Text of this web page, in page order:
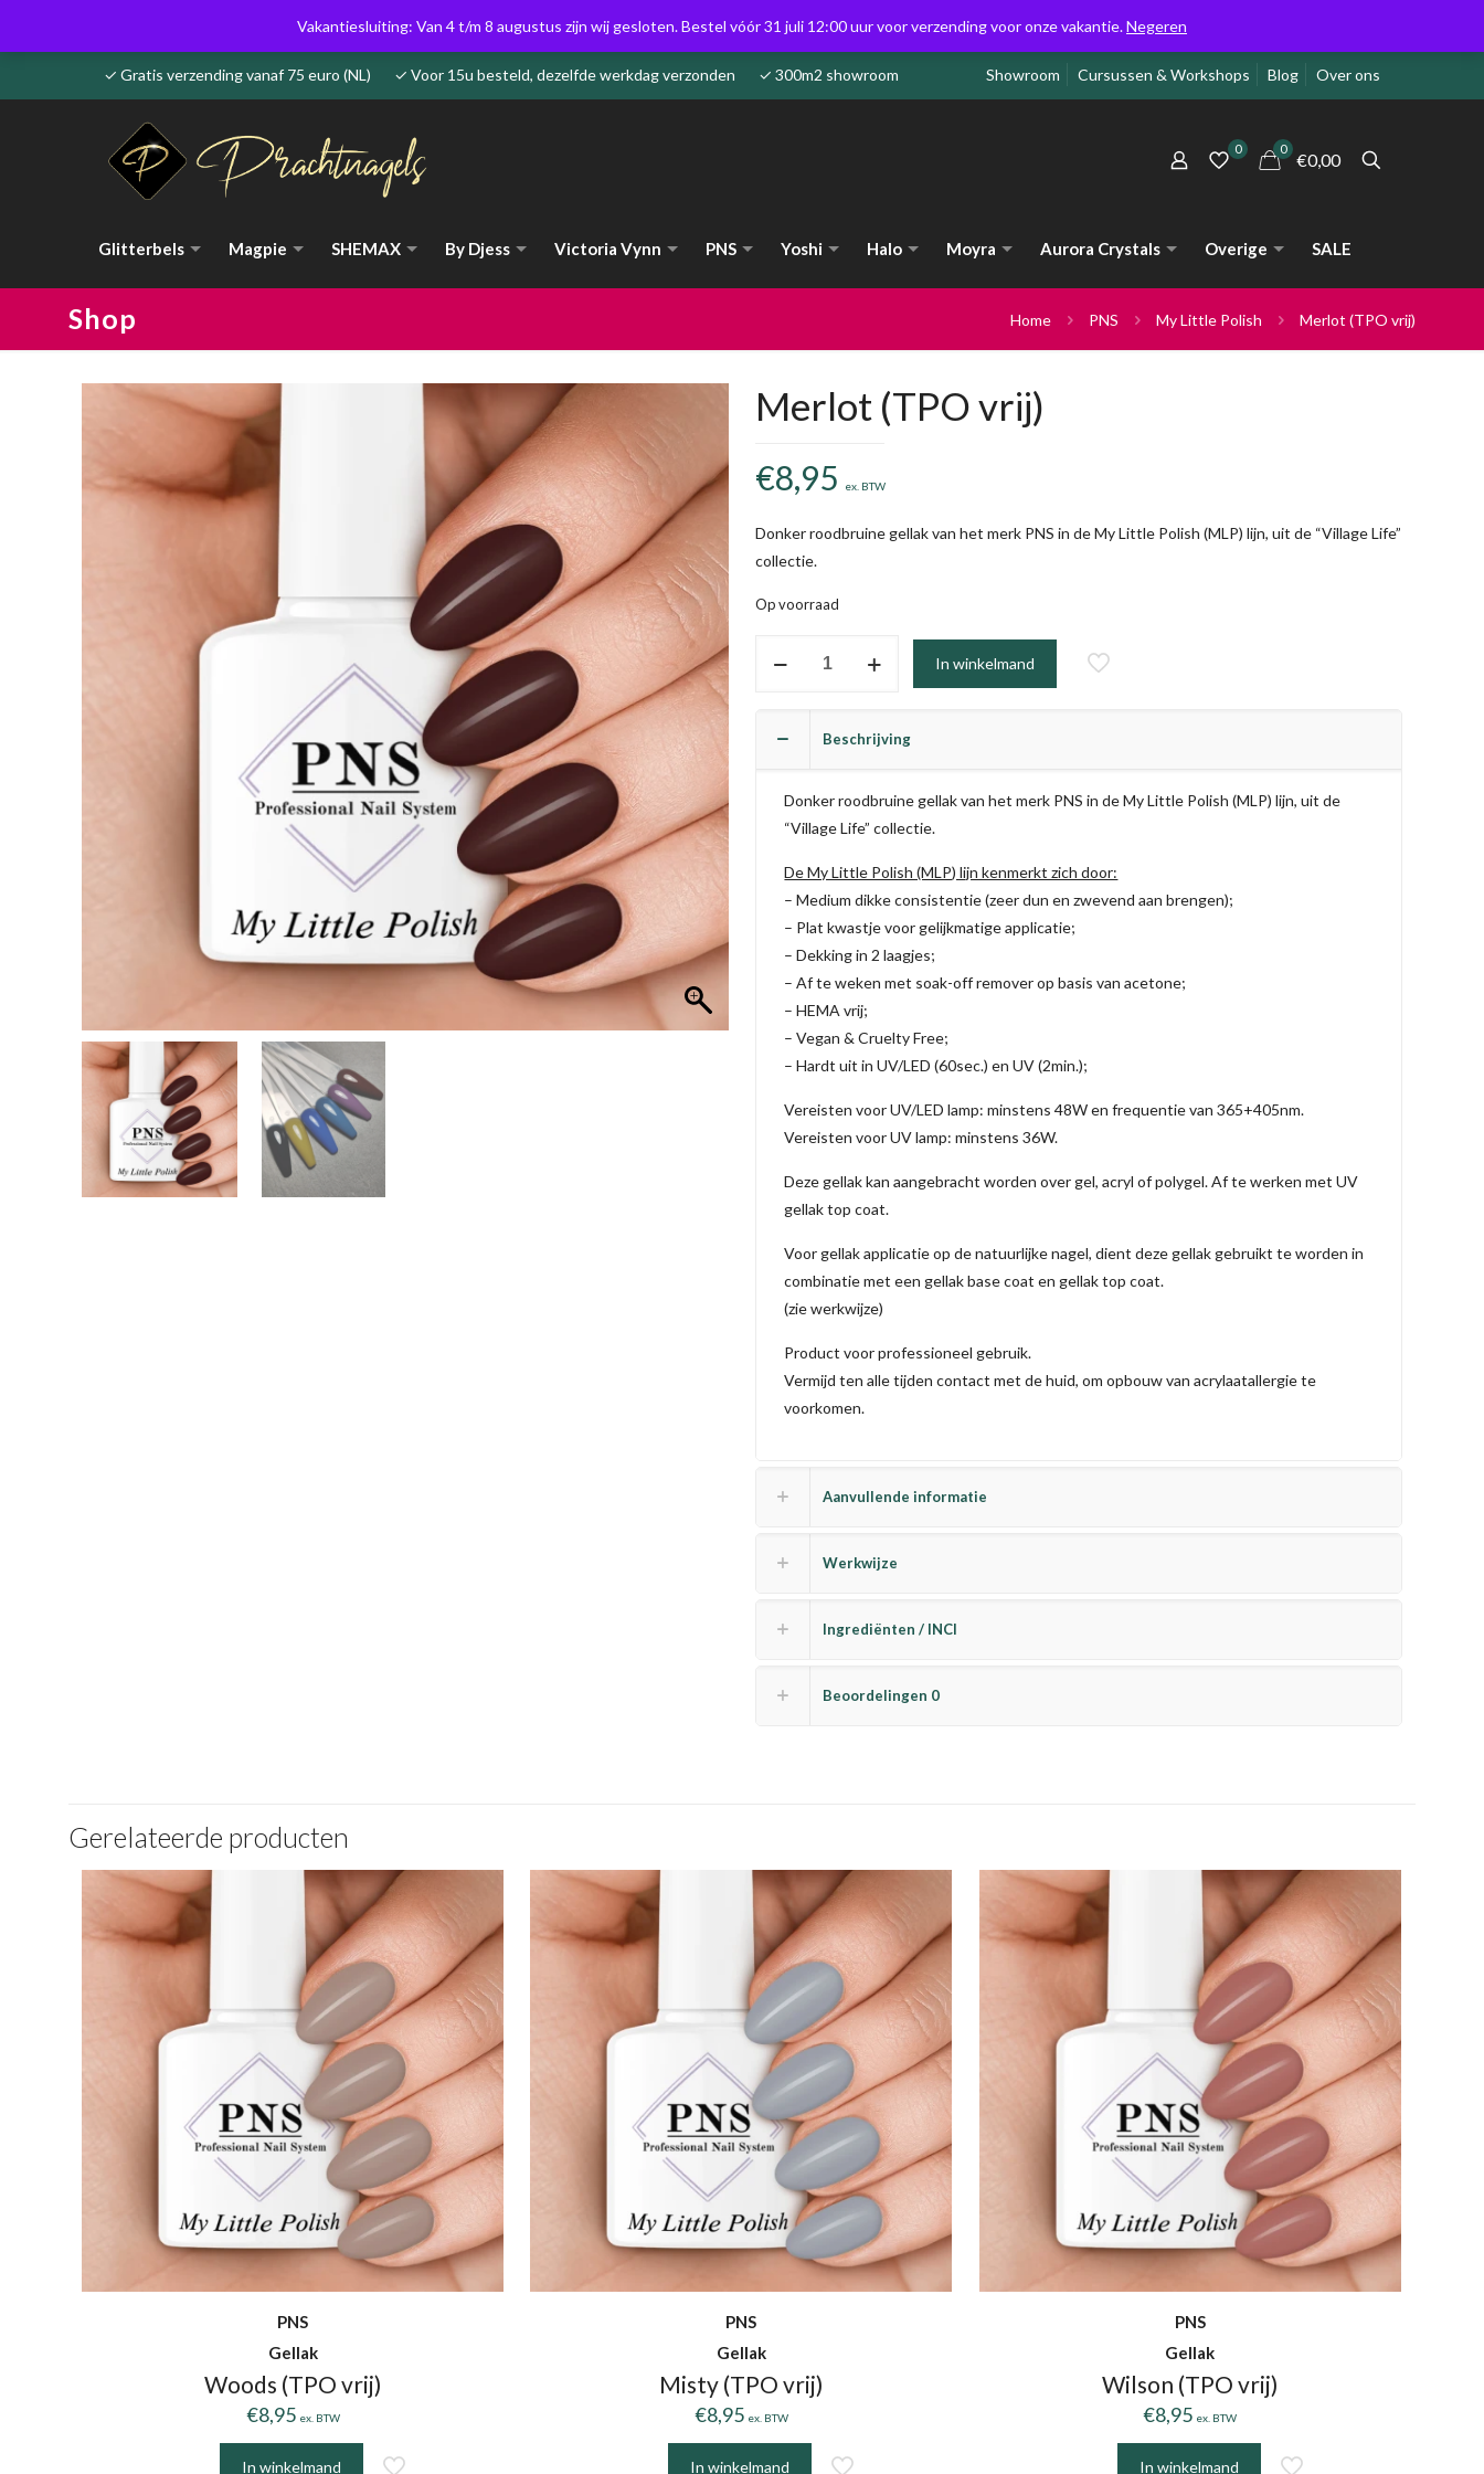
✓ Gratis verzending vanaf 75 euro (NL) ✓ Voor 15u besteld, dezelfde werkdag verzonden ✓ 300m2 showroom Showroom Cursussen & Workshops Blog Over ons
0 0
€0,00
Glitterbels Magpie SHEMAX By Djess Victoria Vynn PNS Yoshi Halo Moyra Aurora Crystals Overige SALE
Shop Home PNS My Little Polish Merlot (TPO vrij)
Merlot (TPO vrij)
€8,95 ex. BTW
Donker roodbruine gellak van het merk PNS in de My Little Polish (MLP) lijn, uit de “Village Life”
collectie.
Op voorraad
In winkelmand
Beschrijving
Donker roodbruine gellak van het merk PNS in de My Little Polish (MLP) lijn, uit de
“Village Life” collectie.
De My Little Polish (MLP) lijn kenmerkt zich door:
– Medium dikke consistentie (zeer dun en zwevend aan brengen);
– Plat kwastje voor gelijkmatige applicatie;
– Dekking in 2 laagjes;
– Af te weken met soak-off remover op basis van acetone;
– HEMA vrij;
– Vegan & Cruelty Free;
– Hardt uit in UV/LED (60sec.) en UV (2min.);
Vereisten voor UV/LED lamp: minstens 48W en frequentie van 365+405nm.
Vereisten voor UV lamp: minstens 36W.
Deze gellak kan aangebracht worden over gel, acryl of polygel. Af te werken met UV
gellak top coat.
Voor gellak applicatie op de natuurlijke nagel, dient deze gellak gebruikt te worden in
combinatie met een gellak base coat en gellak top coat.
(zie werkwijze)
Product voor professioneel gebruik.
Vermijd ten alle tijden contact met de huid, om opbouw van acrylaatallergie te
voorkomen.
Aanvullende informatie
Werkwijze
Ingrediënten / INCI
Beoordelingen 0
Gerelateerde producten
PNS
Gellak
Woods (TPO vrij)
€8,95 ex. BTW
In winkelmand
PNS
Gellak
Misty (TPO vrij)
€8,95 ex. BTW
In winkelmand
PNS
Gellak
Wilson (TPO vrij)
€8,95 ex. BTW
In winkelmand
Vakantiesluiting: Van 4 t/m 8 augustus zijn wij gesloten. Bestel vóór 31 juli 12:00 uur voor verzending voor onze vakantie.Negeren